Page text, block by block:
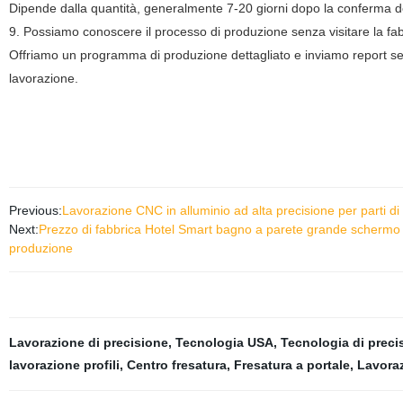
Dipende dalla quantità, generalmente 7-20 giorni dopo la conferma
9. Possiamo conoscere il processo di produzione senza visitare la
Offriamo un programma di produzione dettagliato e inviamo report
lavorazione.
Previous:Lavorazione CNC in alluminio ad alta precisione per parti
Next:Prezzo di fabbrica Hotel Smart bagno a parete grande
produzione
Lavorazione di precisione, Tecnologia USA, Tecnologia di
lavorazione profili, Centro fresatura, Fresatura a portale,